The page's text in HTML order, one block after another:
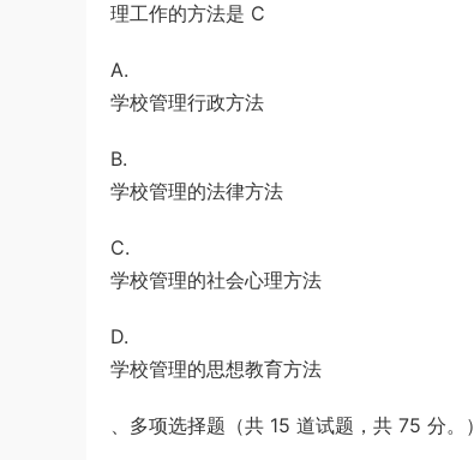
理工作的方法是 C
A.
学校管理行政方法
B.
学校管理的法律方法
C.
学校管理的社会心理方法
D.
学校管理的思想教育方法
、多项选择题（共 15 道试题，共 75 分。）